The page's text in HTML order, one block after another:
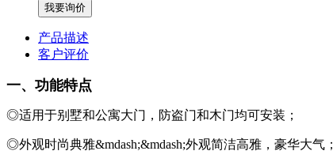
产品描述
客户评价
一、功能特点
◎适用于别墅和公寓大门，防盗门和木门均可安装；
◎外观时尚典雅&mdash;&mdash;外观简洁高雅，豪华大气；